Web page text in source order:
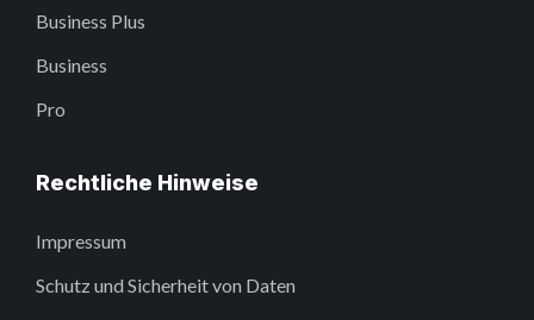
Business Plus
Business
Pro
Rechtliche Hinweise
Impressum
Schutz und Sicherheit von Daten